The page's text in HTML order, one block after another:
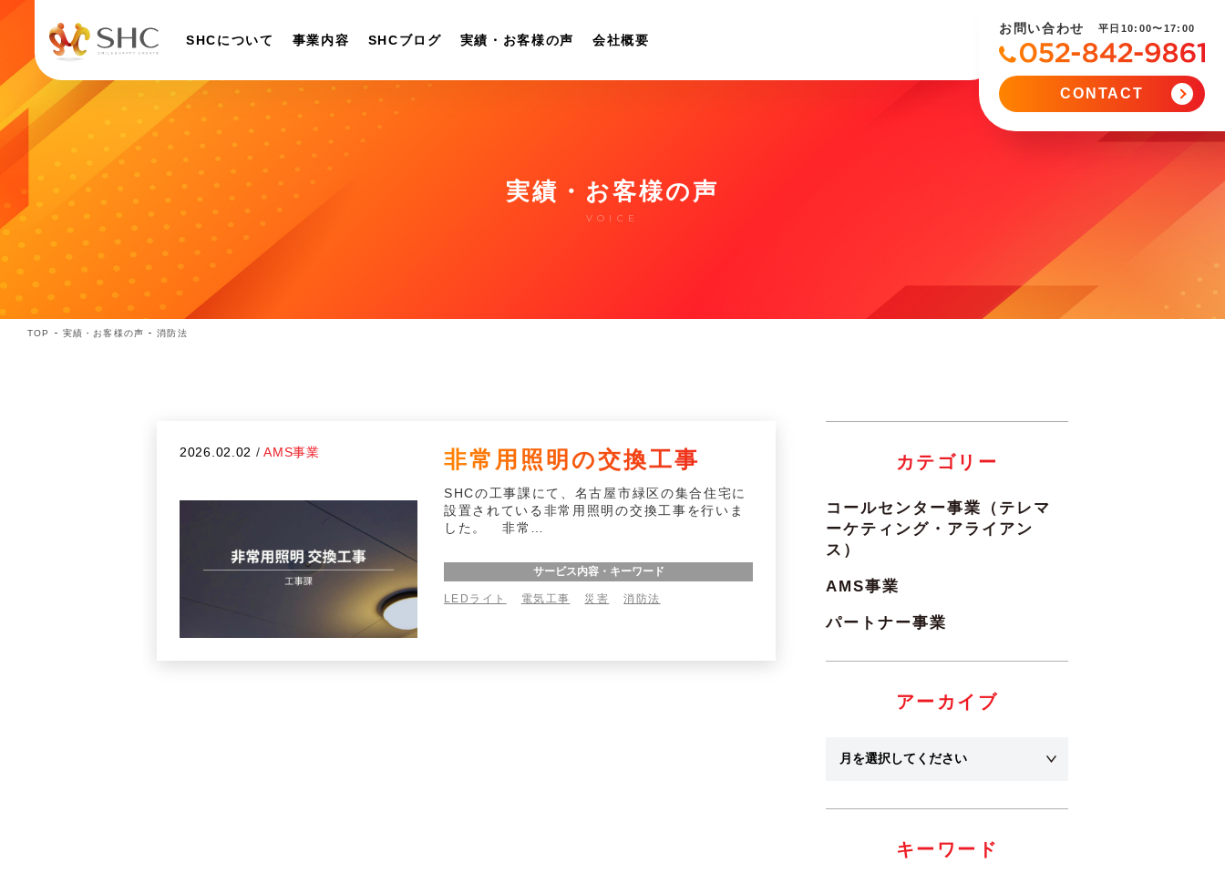
SHCについて 事業内容 SHCブログ 実績・お客様の声 会社概要
お問い合わせ 平日10:00〜17:00
CONTACT
実績・お客様の声
VOICE
TOP 実績・お客様の声 消防法
2026.02.02 /AMS事業 非常用照明の交換工事
SHCの工事課にて、名古屋市緑区の集合住宅に
設置されている非常用照明の交換工事を行いま
した。 非常…
サービス内容・キーワード
LEDライト 電気工事 災害 消防法
カテゴリー
コールセンター事業（テレマ
ーケティング・アライアン
ス）
AMS事業
パートナー事業
アーカイブ
キーワード